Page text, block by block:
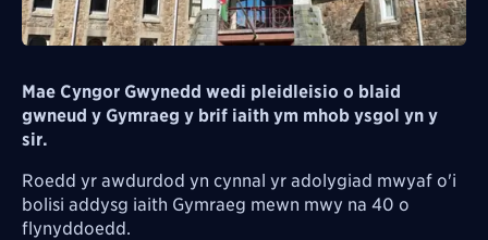
Mae Cyngor Gwynedd wedi pleidleisio o blaid
gwneud y Gymraeg y brif iaith ym mhob ysgol yn y
sir.
Roedd yr awdurdod yn cynnal yr adolygiad mwyaf o'i
bolisi addysg iaith Gymraeg mewn mwy na 40 o
flynyddoedd.